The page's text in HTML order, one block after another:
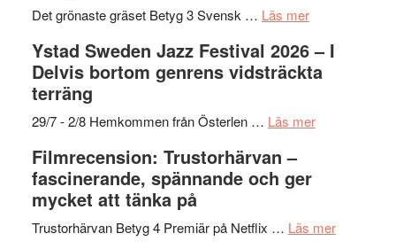
åretsFilmstadens
stipendium
Det grönaste gräset Betyg 3 Svensk … Läs merom
Det
grönaste
–
och
lättsam
Ystad Sweden Jazz Festival 2026 – I
Delvis bortom genrens vidsträckta
terräng
29/7 - 2/8 Hemkommen från Österlen … Läs merom
2026
Filmrecension: Trustorhärvan –
fascinerande, spännande och ger
mycket att tänka på
Trustorhärvan Betyg 4 Premiär på Netflix … Läs merom